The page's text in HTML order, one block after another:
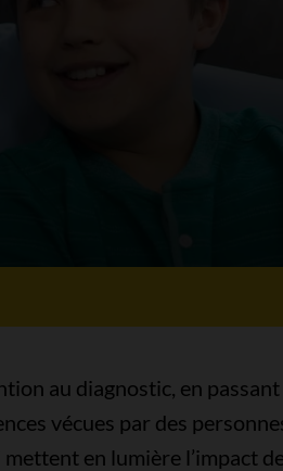
au diagnostic, en
vécues par des
en lumière l’impact